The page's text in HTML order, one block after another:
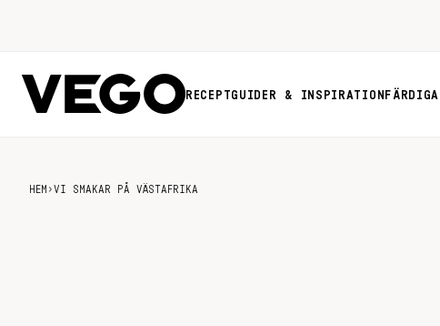
RECEPTGUIDER & INSPIRATION
HEM ›VI SMAKAR PÅ VÄSTAFRIKA